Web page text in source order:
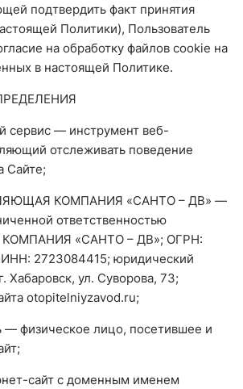
подтвердить факт принятия
Политики), Пользователь
на обработку файлов cookie на
в настоящей Политике.
сервис — инструмент веб-
отслеживать поведение
Сайте;
КОМПАНИЯ «САНТО – ДВ» —
ответственностью
«САНТО – ДВ»; ОГРН:
2723084415; юридический
Хабаровск, ул. Суворова, 73;
otopitelniyzavod.ru;
— физическое лицо, посетившее и
сайт с доменным именем